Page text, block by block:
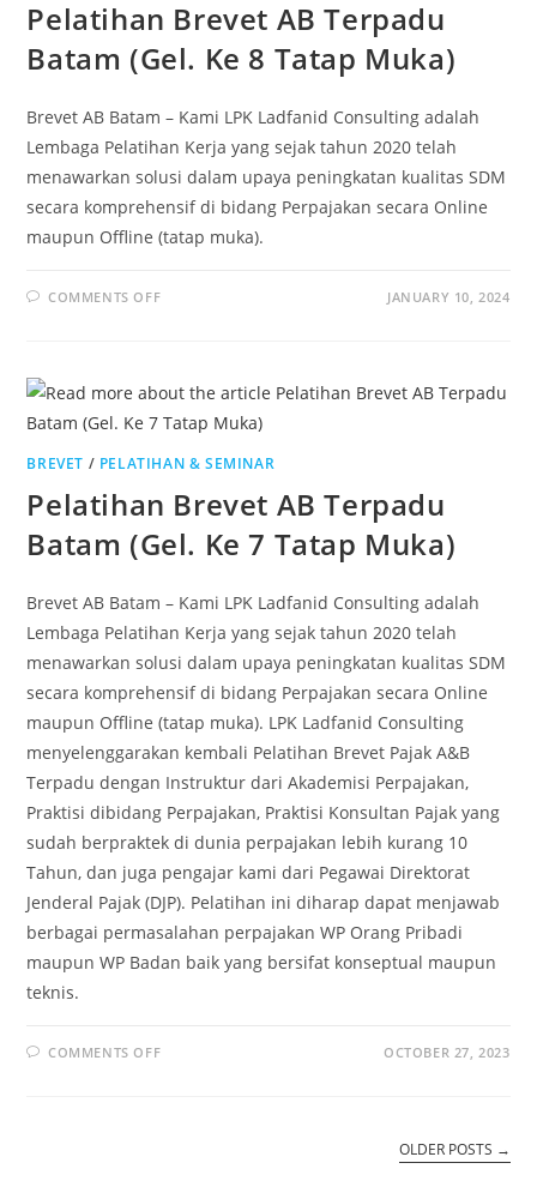
Pelatihan Brevet AB Terpadu
Batam (Gel. Ke 8 Tatap Muka)
Brevet AB Batam – Kami LPK Ladfanid Consulting adalah
Lembaga Pelatihan Kerja yang sejak tahun 2020 telah
menawarkan solusi dalam upaya peningkatan kualitas SDM
secara komprehensif di bidang Perpajakan secara Online
maupun Offline (tatap muka).
COMMENTS OFF JANUARY 10, 2024
BREVET / PELATIHAN & SEMINAR
Pelatihan Brevet AB Terpadu
Batam (Gel. Ke 7 Tatap Muka)
Brevet AB Batam – Kami LPK Ladfanid Consulting adalah
Lembaga Pelatihan Kerja yang sejak tahun 2020 telah
menawarkan solusi dalam upaya peningkatan kualitas SDM
secara komprehensif di bidang Perpajakan secara Online
maupun Offline (tatap muka). LPK Ladfanid Consulting
menyelenggarakan kembali Pelatihan Brevet Pajak A&B
Terpadu dengan Instruktur dari Akademisi Perpajakan,
Praktisi dibidang Perpajakan, Praktisi Konsultan Pajak yang
sudah berpraktek di dunia perpajakan lebih kurang 10
Tahun, dan juga pengajar kami dari Pegawai Direktorat
Jenderal Pajak (DJP). Pelatihan ini diharap dapat menjawab
berbagai permasalahan perpajakan WP Orang Pribadi
maupun WP Badan baik yang bersifat konseptual maupun
teknis.
COMMENTS OFF OCTOBER 27, 2023
OLDER POSTS →